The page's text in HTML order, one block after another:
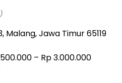
Malang, Jawa Timur 65119
– Rp 3.000.000